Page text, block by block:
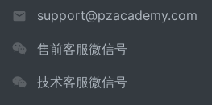
support@pzacademy.com
售前客服微信号
技术客服微信号